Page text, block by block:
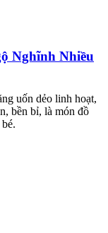
Nghĩnh Nhiều
uốn dẻo linh hoạt,
bền bỉ, là món đồ